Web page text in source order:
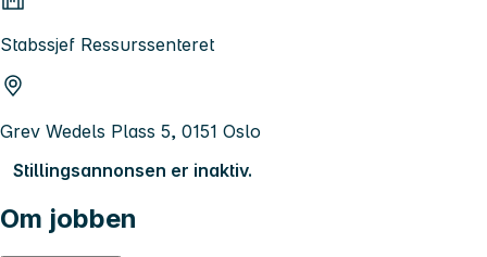
Stabssjef Ressurssenteret
Grev Wedels Plass 5, 0151 Oslo
Stillingsannonsen er inaktiv.
Om jobben